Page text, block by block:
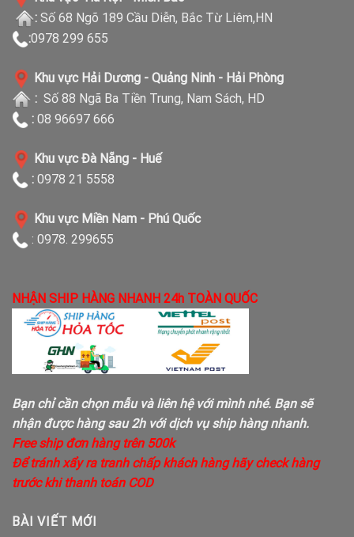
: Số 68 Ngõ 189 Cầu Diễn, Bắc Từ Liêm,HN
:0978 299 655
Khu vực Hải Dương - Quảng Ninh - Hải Phòng
: Số 88 Ngã Ba Tiền Trung, Nam Sách, HD
: 08 96697 666
Khu vực Đà Nẵng - Huế
: 0978 21 5558
Khu vực Miền Nam - Phú Quốc
: 0978. 299655
NHẬN SHIP HÀNG NHANH 24h TOÀN QUỐC
Bạn chỉ cần chọn mẫu và liên hệ với mình nhé. Bạn sẽ
nhận được hàng sau 2h với dịch vụ ship hàng nhanh.
Free ship đơn hàng trên 500k
Để tránh xẩy ra tranh chấp khách hàng hãy check hàng
trước khi thanh toán COD
BÀI VIẾT MỚI